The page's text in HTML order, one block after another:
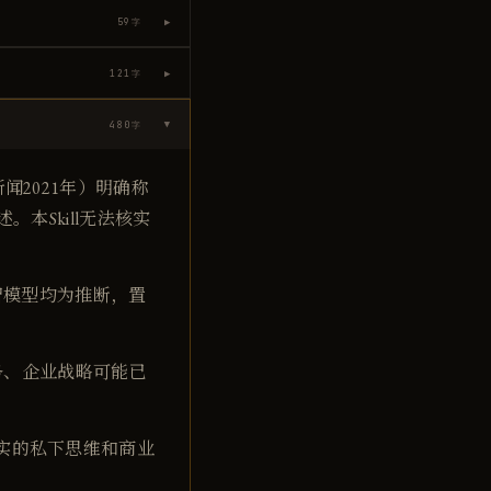
59字 ▶
121字 ▶
480字 ▶
2021年）明确称
。本Skill无法核实
型均为推断，置
企业战略可能已
的私下思维和商业